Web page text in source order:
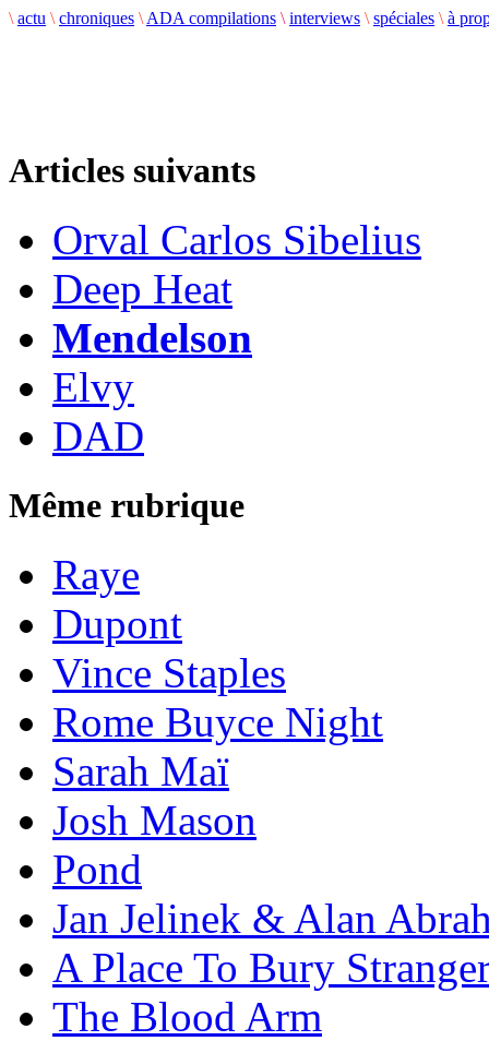
\ actu \ chroniques \ ADA compilations \ interviews \ spéciales \ à
Articles suivants
Orval Carlos Sibelius
Deep Heat
Mendelson
Elvy
DAD
Même rubrique
Raye
Dupont
Vince Staples
Rome Buyce Night
Sarah Maï
Josh Mason
Pond
Jan Jelinek & Alan
A Place To Bury
The Blood Arm